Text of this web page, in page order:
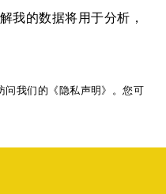
我的数据将用于分析，
问我们的《隐私声明》。您可